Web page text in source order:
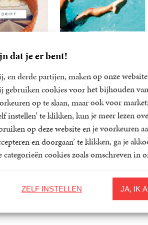
dat je er bent!
en derde partijen, maken op onze
gebruiken cookies voor het bijhouden
op te slaan, maar ook voor
instellen’ te klikken, kun je meer lezen
op deze website en je voorkeuren
en doorgaan’ te klikken, ga je
categorieën cookies zoals omschreven in
JA, IK
ZELF INSTELLEN
Gerrit
Komrij,
Heijne
Suez
Bas
6
E-